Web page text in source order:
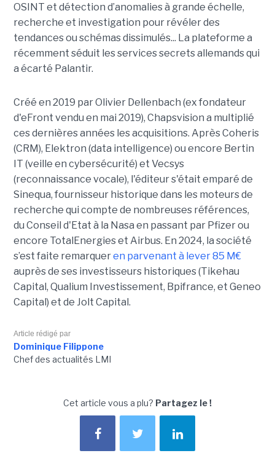
OSINT et détection d’anomalies à grande échelle,
recherche et investigation pour révéler des
tendances ou schémas dissimulés... La plateforme a
récemment séduit les services secrets allemands qui
a écarté Palantir.
Créé en 2019 par Olivier Dellenbach (ex fondateur
d'eFront vendu en mai 2019), Chapsvision a multiplié
ces dernières années les acquisitions. Après Coheris
(CRM), Elektron (data intelligence) ou encore Bertin
IT (veille en cybersécurité) et Vecsys
(reconnaissance vocale), l'éditeur s'était emparé de
Sinequa, fournisseur historique dans les moteurs de
recherche qui compte de nombreuses références,
du Conseil d'Etat à la Nasa en passant par Pfizer ou
encore TotalEnergies et Airbus. En 2024, la société
s’est faite remarqueren parvenant à lever 85 M€
auprès de ses investisseurs historiques (Tikehau
Capital, Qualium Investissement, Bpifrance, et Geneo
Capital) et de Jolt Capital.
Article rédigé par
Dominique Filippone
Chef des actualités LMI
Cet article vous a plu? Partagez le !